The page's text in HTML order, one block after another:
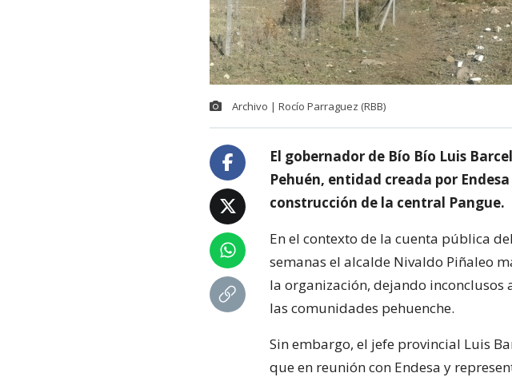
Archivo | Rocío Parraguez (RBB)
El gobernador de Bío Bío Luis
Pehuén, entidad creada por
construcción de la central Pangue.
En el contexto de la cuenta pública
semanas el alcalde Nivaldo Piñaleo
la organización, dejando
las comunidades pehuenche.
Sin embargo, el jefe provincial Luis
que en reunión con Endesa y